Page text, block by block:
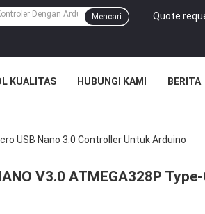
Quote
Mencari
KUALITAS HUBUNGI KAMI BERITA
USB Nano 3.0 Controller Untuk Arduino
V3.0 ATMEGA328P